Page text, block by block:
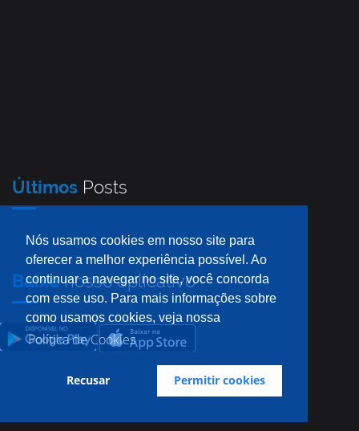
Nós usamos cookies em nosso site para
oferecer a melhor experiência possível. Ao
continuar a navegar no site, você concorda
com esse uso. Para mais informações sobre
como usamos cookies, veja nossa
Política de Cookies
Recusar Permitir cookies
Últimos Posts
Baixenosso aplicativo